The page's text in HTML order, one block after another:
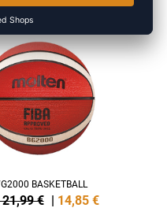
BASKETBALL
21,99 € 14,85 €